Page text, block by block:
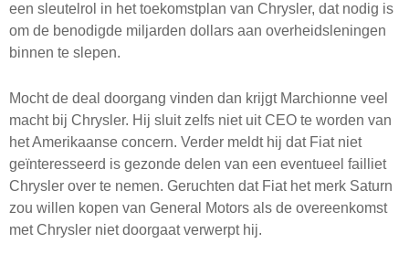
een sleutelrol in het toekomstplan van Chrysler, dat nodig is
om de benodigde miljarden dollars aan overheidsleningen
binnen te slepen.
Mocht de deal doorgang vinden dan krijgt Marchionne veel
macht bij Chrysler. Hij sluit zelfs niet uitCEO te worden van
het Amerikaanse concern. Verder meldt hij dat Fiat niet
geïnteresseerd is gezonde delen van een eventueel failliet
Chrysler over te nemen. Geruchten dat Fiat het merk Saturn
zou willen kopen van General Motors als de overeenkomst
met Chrysler niet doorgaat verwerpt hij.